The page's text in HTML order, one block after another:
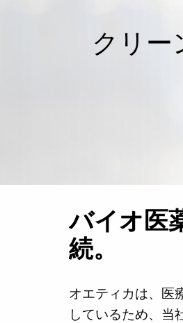
クリー
バイオ医
続。
オエティカは、医
しているため、当